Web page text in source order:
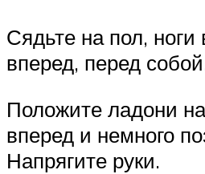
Сядьте на пол, ноги
вперед, перед
Положите ладони
вперед и немного
Напрягите руки.